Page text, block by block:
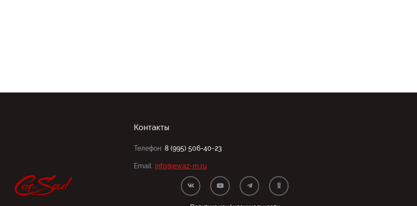
Контакты
Телефон: 8 (995) 506-40-23
Email: info@ewaz-m.ru